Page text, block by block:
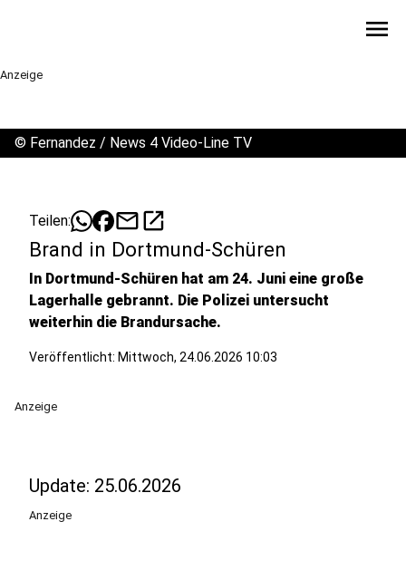
menu
Anzeige
© Fernandez / News 4 Video-Line TV
Teilen: mailopen_in_new
Brand in Dortmund-Schüren
In Dortmund-Schüren hat am 24. Juni eine große
Lagerhalle gebrannt. Die Polizei untersucht
weiterhin die Brandursache.
Veröffentlicht: Mittwoch, 24.06.2026 10:03
Anzeige
Update: 25.06.2026
Anzeige